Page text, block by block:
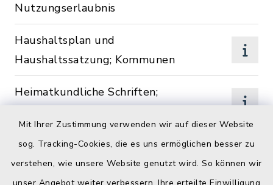
Mit Ihrer Zustimmung verwenden wir auf dieser Website
sog. Tracking-Cookies, die es uns ermöglichen besser zu
verstehen, wie unsere Website genutzt wird. So können wir
Nutzungserlaubnis
Haushaltsplan und
Haushaltssatzung; Kommunen
Heimatkundliche Schriften;
Heimatpflege; Bestellung
einer